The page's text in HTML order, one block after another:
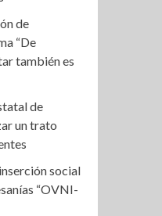
de
“De
también es
de
un trato
social
“OVNI-